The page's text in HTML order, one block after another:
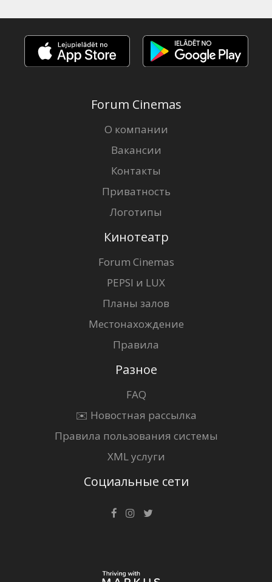
Forum Cinemas
О компании
Вакансии
Контакты
Приватность
Логотипы
Кинотеатр
Forum Cinemas
PEPSI и LUX
Планы залов
Местонахождение
Правила
Разное
FAQ
✉️ Новостная рассылка
Правила пользования системы
XML услуги
Социальные сети